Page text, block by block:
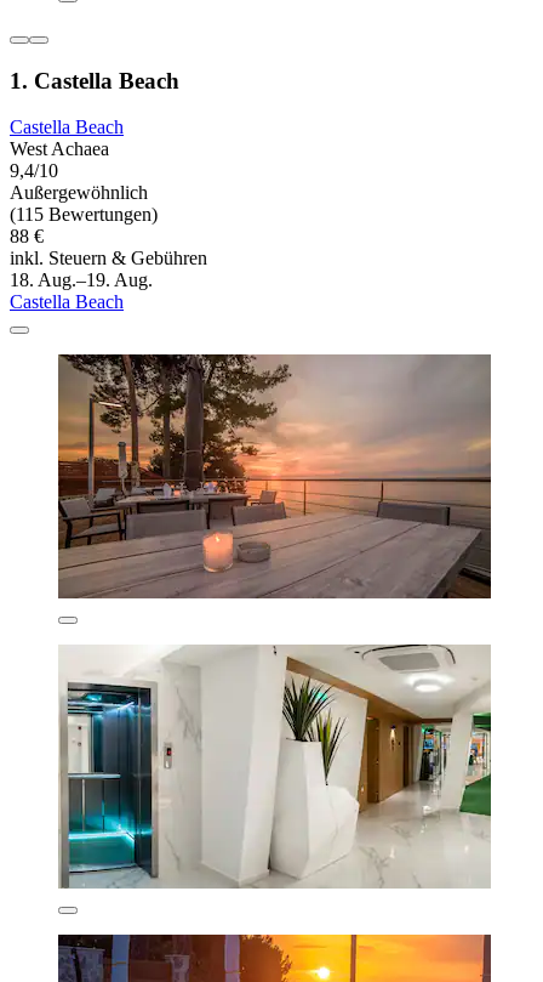
1. Castella Beach
Castella Beach
West Achaea
9,4/10
Außergewöhnlich
(115 Bewertungen)
88 €
inkl. Steuern & Gebühren
18. Aug.–19. Aug.
Castella Beach